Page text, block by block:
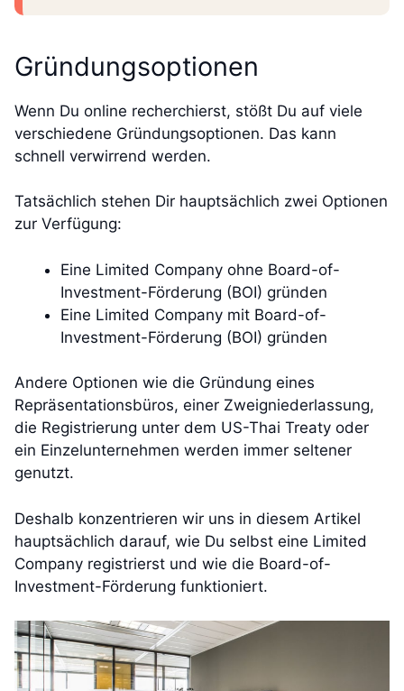
Gründungsoptionen
Wenn Du online recherchierst, stößt Du auf viele
verschiedene Gründungsoptionen. Das kann
schnell verwirrend werden.
Tatsächlich stehen Dir hauptsächlich zwei Optionen
zur Verfügung:
Eine Limited Company ohne Board-of-
Investment-Förderung (BOI) gründen
Eine Limited Company mit Board-of-
Investment-Förderung (BOI) gründen
Andere Optionen wie die Gründung eines
Repräsentationsbüros, einer Zweigniederlassung,
die Registrierung unter dem US-Thai Treaty oder
ein Einzelunternehmen werden immer seltener
genutzt.
Deshalb konzentrieren wir uns in diesem Artikel
hauptsächlich darauf, wie Du selbst eine Limited
Company registrierst und wie die Board-of-
Investment-Förderung funktioniert.